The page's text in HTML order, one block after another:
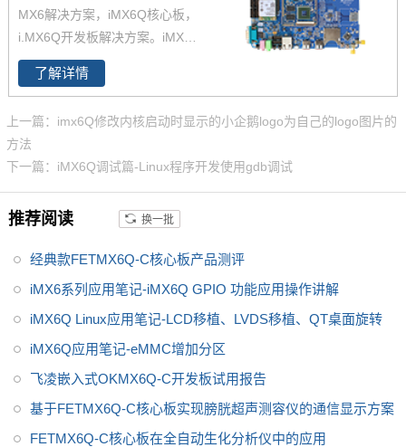
发板,飞思卡尔imx6提供者,imx6
系列产品现已畅销全国,欢迎咨询!
MX6解决方案，iMX6Q核心板，
i.MX6Q开发板解决方案。iMX6Q
稳定、快速、性价比高，欢迎选
购 NXP iMX6系列芯片全支持，
了解详情
上一篇：imx6Q修改内核启动时显示的小企鹅logo为自己的logo图片的
方法
下一篇：iMX6Q调试篇-Linux程序开发使用gdb调试
推荐阅读 换一批
经典款FETMX6Q-C核心板产品测评
iMX6系列应用笔记-iMX6Q GPIO 功能应用操作讲解
iMX6Q Linux应用笔记-LCD移植、LVDS移植、QT桌面旋转
iMX6Q应用笔记-eMMC增加分区
飞凌嵌入式OKMX6Q-C开发板试用报告
基于FETMX6Q-C核心板实现膀胱超声测容仪的通信显示方案
FETMX6Q-C核心板在全自动生化分析仪中的应用